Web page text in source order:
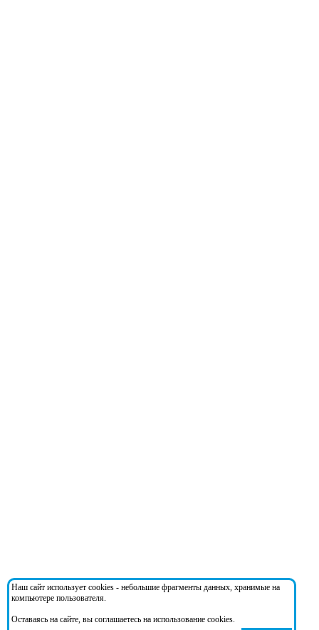
Наш сайт использует cookies - небольшие фрагменты данных, хранимые на
компьютере пользователя.
Оставаясь на сайте, вы соглашаетесь на использование cookies.